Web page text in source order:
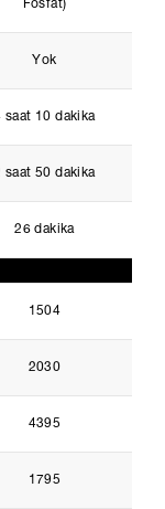
Fosfat)
Yok
saat 10 dakika
saat 50 dakika
26 dakika
1504
2030
4395
1795